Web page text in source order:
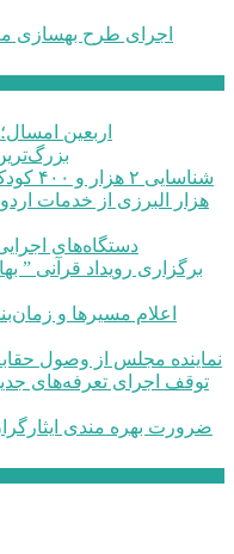
اجرای طرح بهسازی معابر در ۵۵ روستای
اربعین
شناسایی ۲ هزار و ۴۰۰ کودک دارای اختلالات بینایی در البرز
دستگاه‌های
نماینده مجلس از وصول
ضرورت بهره مندی